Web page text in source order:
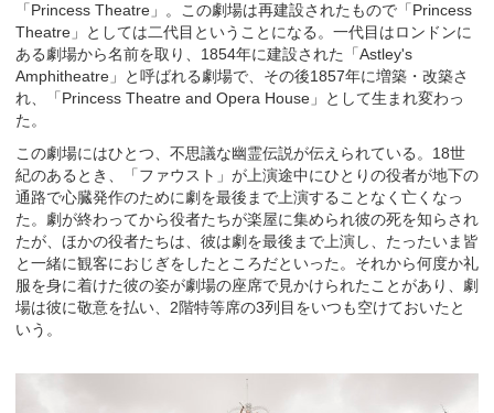
「Princess Theatre」。この劇場は再建設されたもので「Princess
Theatre」としては二代目ということになる。一代目はロンドンに
ある劇場から名前を取り、1854年に建設された「Astley's
Amphitheatre」と呼ばれる劇場で、その後1857年に増築・改築さ
れ、「Princess Theatre and Opera House」として生まれ変わっ
た。
この劇場にはひとつ、不思議な幽霊伝説が伝えられている。18世
紀のあるとき、「ファウスト」が上演途中にひとりの役者が地下の
通路で心臓発作のために劇を最後まで上演することなく亡くなっ
た。劇が終わってから役者たちが楽屋に集められ彼の死を知らされ
たが、ほかの役者たちは、彼は劇を最後まで上演し、たったいま皆
と一緒に観客におじぎをしたところだといった。それから何度か礼
服を身に着けた彼の姿が劇場の座席で見かけられたことがあり、劇
場は彼に敬意を払い、2階特等席の3列目をいつも空けておいたと
いう。